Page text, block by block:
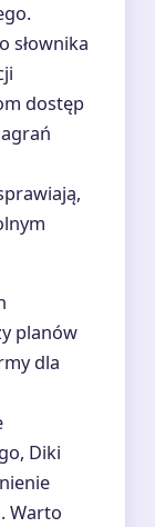
słownika
dostęp
planów
dla
Diki
Warto